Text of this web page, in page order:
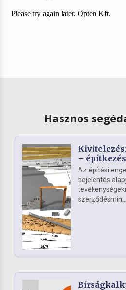
Hasznos
–
Az építési
bejelentés
szerződésmin...